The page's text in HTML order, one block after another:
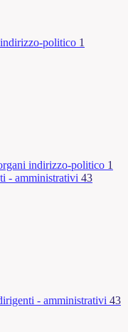
politico 1
indirizzo-politico 1
- amministrativi 43
- amministrativi 43